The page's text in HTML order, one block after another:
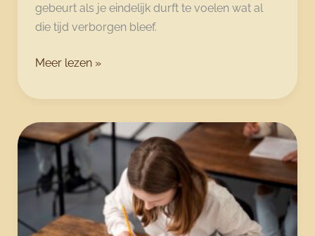
gebeurt als je eindelijk durft te voelen wat al
die tijd verborgen bleef.
Waarom
Over
schuldgevoel,
verdriet
en
weer
leren
vertrouwen
Meer lezen »